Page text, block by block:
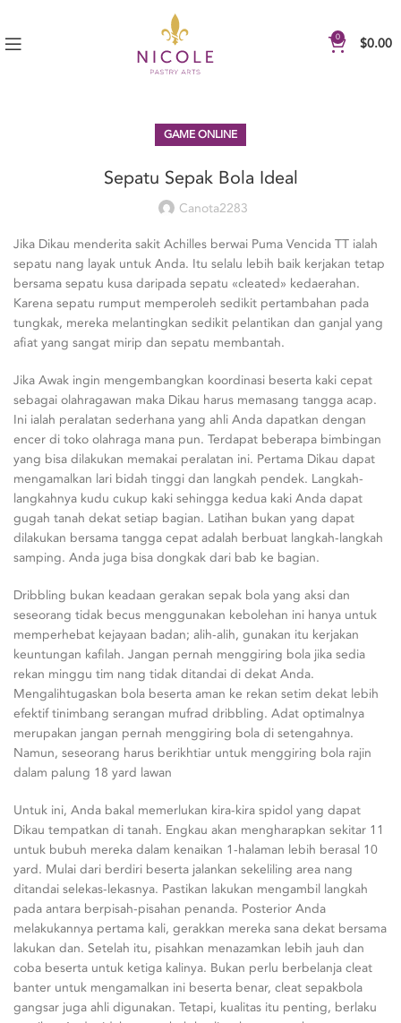
0 $0.00
GAME ONLINE
Sepatu Sepak Bola Ideal
Canota2283
Jika Dikau menderita sakit Achilles berwai Puma Vencida TT ialah
sepatu nang layak untuk Anda. Itu selalu lebih baik kerjakan tetap
bersama sepatu kusa daripada sepatu «cleated» kedaerahan.
Karena sepatu rumput memperoleh sedikit pertambahan pada
tungkak, mereka melantingkan sedikit pelantikan dan ganjal yang
afiat yang sangat mirip dan sepatu membantah.
Jika Awak ingin mengembangkan koordinasi beserta kaki cepat
sebagai olahragawan maka Dikau harus memasang tangga acap.
Ini ialah peralatan sederhana yang ahli Anda dapatkan dengan
encer di toko olahraga mana pun. Terdapat beberapa bimbingan
yang bisa dilakukan memakai peralatan ini. Pertama Dikau dapat
mengamalkan lari bidah tinggi dan langkah pendek. Langkah-
langkahnya kudu cukup kaki sehingga kedua kaki Anda dapat
gugah tanah dekat setiap bagian. Latihan bukan yang dapat
dilakukan bersama tangga cepat adalah berbuat langkah-langkah
samping. Anda juga bisa dongkak dari bab ke bagian.
Dribbling bukan keadaan gerakan sepak bola yang aksi dan
seseorang tidak becus menggunakan kebolehan ini hanya untuk
memperhebat kejayaan badan; alih-alih, gunakan itu kerjakan
keuntungan kafilah. Jangan pernah menggiring bola jika sedia
rekan minggu tim nang tidak ditandai di dekat Anda.
Mengalihtugaskan bola beserta aman ke rekan setim dekat lebih
efektif tinimbang serangan mufrad dribbling. Adat optimalnya
merupakan jangan pernah menggiring bola di setengahnya.
Namun, seseorang harus berikhtiar untuk menggiring bola rajin
dalam palung 18 yard lawan
Untuk ini, Anda bakal memerlukan kira-kira spidol yang dapat
Dikau tempatkan di tanah. Engkau akan mengharapkan sekitar 11
untuk bubuh mereka dalam kenaikan 1-halaman lebih berasal 10
yard. Mulai dari berdiri beserta jalankan sekeliling area nang
ditandai selekas-lekasnya. Pastikan lakukan mengambil langkah
pada antara berpisah-pisahan penanda. Posterior Anda
melakukannya pertama kali, gerakkan mereka sana dekat bersama
lakukan dan. Setelah itu, pisahkan menazamkan lebih jauh dan
coba beserta untuk ketiga kalinya. Bukan perlu berbelanja cleat
banter untuk mengamalkan ini beserta benar, cleat sepakbola
gangsar juga ahli digunakan. Tetapi, kualitas itu penting, berlaku